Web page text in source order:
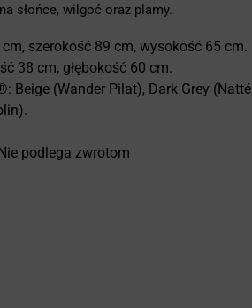
słońce, wilgoć oraz plamy.
szerokość 89 cm, wysokość 65 cm.
38 cm, głębokość 60 cm.
Beige (Wander Pilat), Dark Grey (Natté
podlega zwrotom